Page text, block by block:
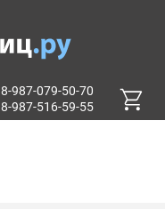
8-987-079-50-70
8-987-516-59-55